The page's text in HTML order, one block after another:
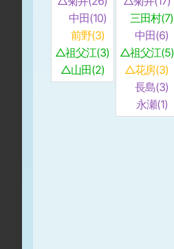
中田(10)
前野(3)
△祖父江(3)
△山田(2)
三田村(7)
中田(6)
△祖父江(5)
△花房(3)
長島(3)
永瀬(1)